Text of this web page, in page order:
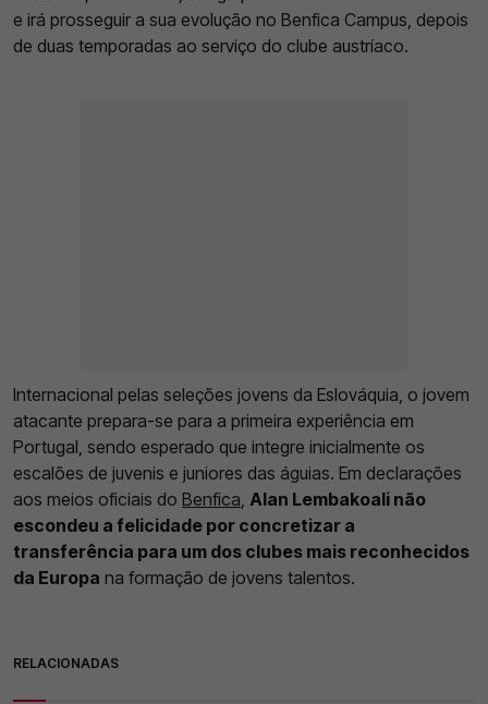
e irá prosseguir a sua evolução no Benfica Campus, depois
de duas temporadas ao serviço do clube austríaco.
Internacional pelas seleções jovens da Eslováquia, o jovem
atacante prepara-se para a primeira experiência em
Portugal, sendo esperado que integre inicialmente os
escalões de juvenis e juniores das águias. Em declarações
aos meios oficiais do Benfica Alan Lembakoali não
escondeu a felicidade por concretizar a
transferência para um dos clubes mais reconhecidos
da Europa na formação de jovens talentos.
RELACIONADAS